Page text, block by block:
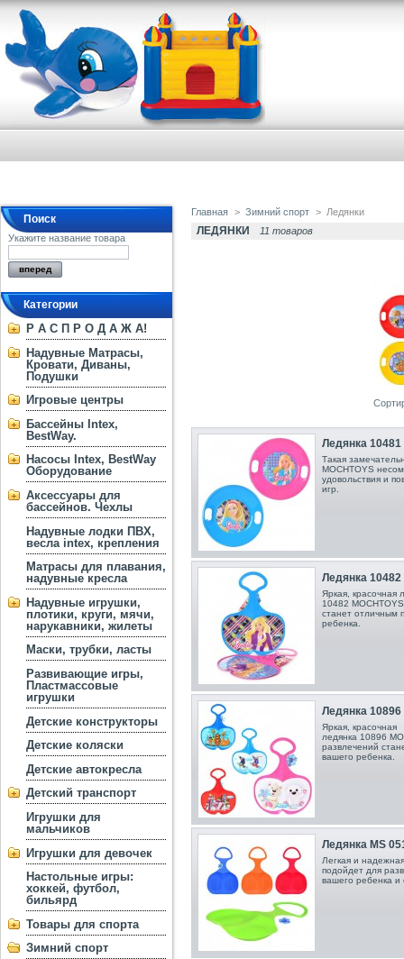
Поиск
Укажите название товара
Категории
Р А С П Р О Д А Ж А!
Надувные Матрасы,
Кровати, Диваны,
Подушки
Игровые центры
Бассейны Intex,
BestWay.
Насосы Intex, BestWay
Оборудование
Аксессуары для
бассейнов. Чехлы
Надувные лодки ПВХ,
весла intex, крепления
Матрасы для плавания,
надувные кресла
Надувные игрушки,
плотики, круги, мячи,
нарукавники, жилеты
Маски, трубки, ласты
Развивающие игры,
Пластмассовые
игрушки
Детские конструкторы
Детские коляски
Детские автокресла
Детский транспорт
Игрушки для
мальчиков
Игрушки для девочек
Настольные игры:
хоккей, футбол,
бильярд
Товары для спорта
Зимний спорт
Главная > Зимний спорт > Ледянки
ЛЕДЯНКИ 11 товаров
Ледянка 10481
Такая
MOCHTOYS
удовольствия и
игр.
Ледянка 10482
Яркая, красочная
10482
станет отличным
ребенка.
Ледянка
Яркая, красочная
ледянка 10896
развлечений
вашего ребенка.
Ледянка MS
Легкая и
подойдет для
вашего ребенка и